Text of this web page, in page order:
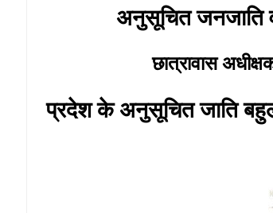
अनुसूचित जनजाति
छात्रावास
प्रदेश के अनुसूचित जाति